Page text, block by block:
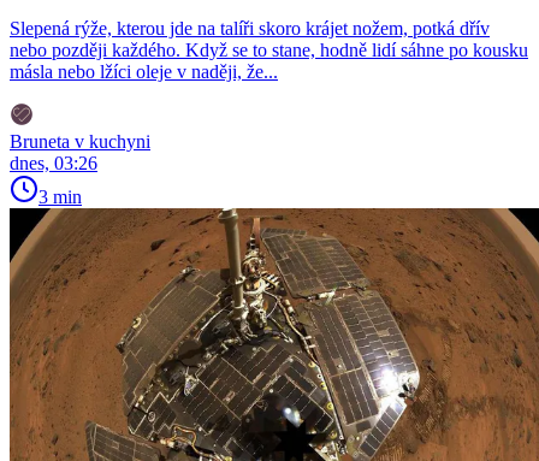
Slepená rýže, kterou jde na talíři skoro krájet nožem, potká dřív
nebo později každého. Když se to stane, hodně lidí sáhne po kousku
másla nebo lžíci oleje v naději, že...
Bruneta v kuchyni
dnes, 03:26
3 min